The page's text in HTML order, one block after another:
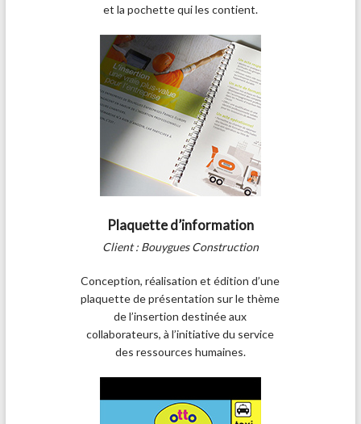
et la pochette qui les contient.
Plaquette d’information
Client : Bouygues Construction
Conception, réalisation et édition d’une
plaquette de présentation sur le thème
de l’insertion destinée aux
collaborateurs, à l’initiative du service
des ressources humaines.